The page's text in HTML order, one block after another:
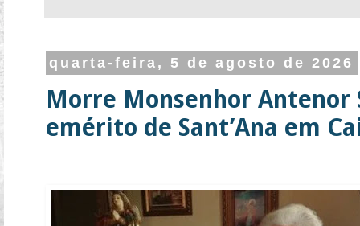
quarta-feira, 5 de agosto de 2026
Morre Monsenhor Antenor
emérito de Sant’Ana em